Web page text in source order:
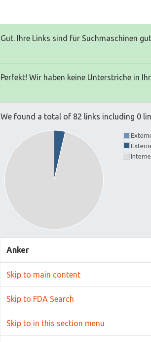
Gut. Ihre Links sind für Suchmaschinen
Perfekt! Wir haben keine Unterstriche in
We found a total of 82 links including 0
Anker
Skip to main content
Skip to FDA Search
Skip to in this section menu